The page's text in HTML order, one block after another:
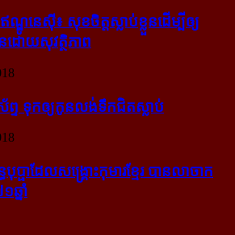
ណ្ឌូនេស៊ី៖ សុខចិត្ត​ស្លាប់​ខ្លួន​ដើម្បី​ឲ្យ​
ដោយ​សុវត្ថិភាព
ព្ទ ទុក​ឲ្យ​កូន​លង់​ទឹក​ជិត​ស្លាប់
ប្ផា​ដែល​សង្គ្រោះ​កុមារ​ខ្មែរ​ បាន​លាចាក​
នាំ